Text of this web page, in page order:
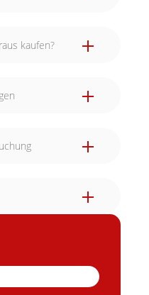
kaufen?